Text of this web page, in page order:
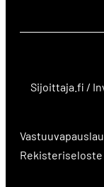
Sijoittaja.fi /
Rekisteriseloste